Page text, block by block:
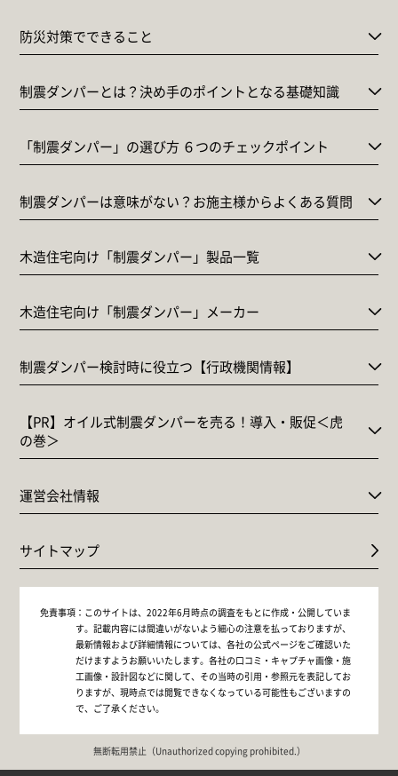
防災対策でできること
制震ダンパーとは？決め手のポイントとなる基礎知識
「制震ダンパー」の選び方 ６つのチェックポイント
制震ダンパーは意味がない？お施主様からよくある質問
木造住宅向け「制震ダンパー」製品一覧
木造住宅向け「制震ダンパー」メーカー
制震ダンパー検討時に役立つ【行政機関情報】
【PR】オイル式制震ダンパーを売る！導入・販促＜虎
の巻＞
運営会社情報
サイトマップ
免責事項： このサイトは、2022年6月時点の調査をもとに作成・公開していま
す。記載内容には間違いがないよう細心の注意を払っておりますが、
最新情報および詳細情報については、各社の公式ページをご確認いた
だけますようお願いいたします。各社の口コミ・キャプチャ画像・施
工画像・設計図などに関して、その当時の引用・参照元を表記してお
りますが、現時点では閲覧できなくなっている可能性もございますの
で、ご了承ください。
無断転用禁止（Unauthorized copying prohibited.）